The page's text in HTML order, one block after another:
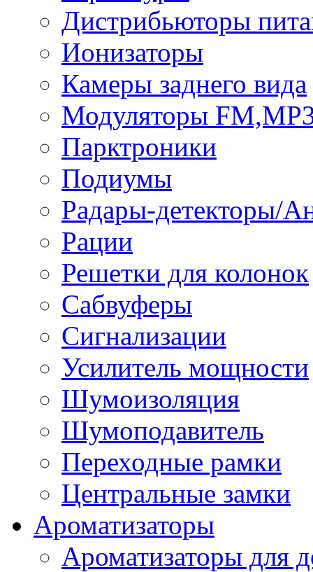
Дистрибьюторы
Ионизаторы
Камеры заднего вида
Модуляторы
Парктроники
Подиумы
Радары-детекторы/
Рации
Решетки для колонок
Сабвуферы
Сигнализации
Усилитель мощности
Шумоизоляция
Шумоподавитель
Переходные рамки
Центральные замки
Ароматизаторы
Ароматизаторы для